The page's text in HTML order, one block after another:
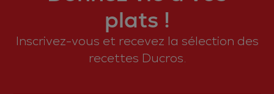
plats !
Inscrivez-vous et recevez la sélection des
recettes Ducros.